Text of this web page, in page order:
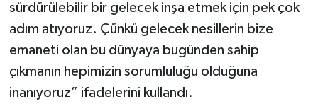
sürdürülebilir bir gelecek inşa etmek için pek çok
adım atıyoruz. Çünkü gelecek nesillerin bize
emaneti olan bu dünyaya bugünden sahip
çıkmanın hepimizin sorumluluğu olduğuna
inanıyoruz” ifadelerini kullandı.